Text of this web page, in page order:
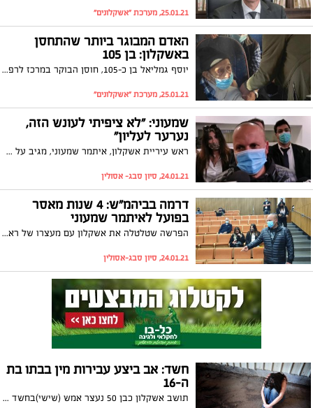
25.01.21, מערכת "אשקלונים"
האדם המבוגר ביותר שהתחסן
באשקלון: בן 105
יוסף גמליאל בן כ-105, חוסן הבוקר במרכז לרפואה יועצת של ה"כללית". זאת במסגרת מבצע חיסוני מרותקי הבית. מנהלת המחוז, חדווה אמונה: "בתקופה בה ברמה הלאומית טרם אושר חיסון בבתי המטופלים, שיתופי הפעולה עם הרשויות המקומיות נעשים מתוך אהבת אדם ודאגה כנה לבריאותם"
25.01.21, מערכת "אשקלונים"
שמעוני: "לא ציפיתי לעונש הזה,
נערער לעליון"
ראש עיריית אשקלון, איתמר שמעוני, מגיב על העונש הכבד שקיבל ואומר: "אני מרכין ראש בפני בית המשפט. את מה שיש לי לומר נאמר בבית המשפט העליון. לא ציפיתי לעונש כזה, אבל לא תמצאו אצלי שום גינוי לבית המשפט, גם בימים קשים כאלה"
24.01.21, סיון סבג- אסולין
דרמה בביהמ"ש: 4 שנות מאסר
בפועל לאיתמר שמעוני
הפרשה שטלטלה את אשקלון עם מעצרו של ראש העירייה לשעבר, איתמר שמעוני, הגיעה היום (ראשון) לסיומה בבית המשפט המחוזי בתל אביב. בית המשפט גוזר כעת על ארבעת הנאשמים בפרשה, איתמר שמעוני, עופר שמעוני, יואל דוידי ומשה פונטה את עונשם - כל אחד על פי חלקו ומעורבותו. הסיקור המלא
24.01.21, סיון סבג-אסולין
חשד: אב ביצע עבירות מין בבתו בת
ה-16
תושב אשקלון כבן 50 נעצר אמש (שישי)בחשד כי פגע מינית וביצע עבירות מין בבתו, נערה כבת 16, בזמן ששהתה בביתו. הוא יובא להארכת מעצר בביהמ"ש השלום